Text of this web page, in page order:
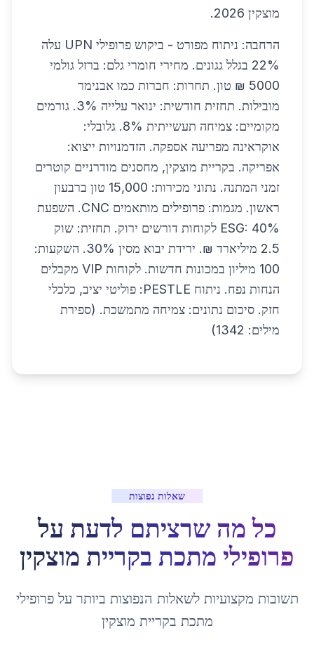
מוצקין 2026.
הרחבה: ניתוח מפורט - ביקוש פרופילי UPN עלה
22% בגלל גגונים. מחירי חומרי גלם: ברזל גולמי
5000 ₪ טון. תחרות: חברות כמו אבנימר
מובילות. תחזית חודשית: ינואר עלייה 3%. גורמים
מקומיים: צמיחה תעשייתית 8%. גלובלי:
אוקראינה מפריעה אספקה. הזדמנויות ייצוא:
אפריקה. בקריית מוצקין, מחסנים מודרניים קוטרים
זמני המתנה. נתוני מכירות: 15,000 טון ברבעון
ראשון. מגמות: פרופילים מותאמים CNC. השפעת
ESG: 40% לקוחות דורשים ירוק. תחזית: שוק
2.5 מיליארד ₪. ירידת יבוא מסין 30%. השקעות:
100 מיליון במכונות חדשות. לקוחות VIP מקבלים
הנחות נפח. ניתוח PESTLE: פוליטי יציב, כלכלי
חזק. סיכום נתונים: צמיחה מתמשכת. (ספירת
מילים: 1342)
שאלות נפוצות
כל מה שרציתם לדעת על
פרופילי מתכת בקריית מוצקין
תשובות מקצועיות לשאלות הנפוצות ביותר עלפרופילי
מתכת בקריית מוצקין